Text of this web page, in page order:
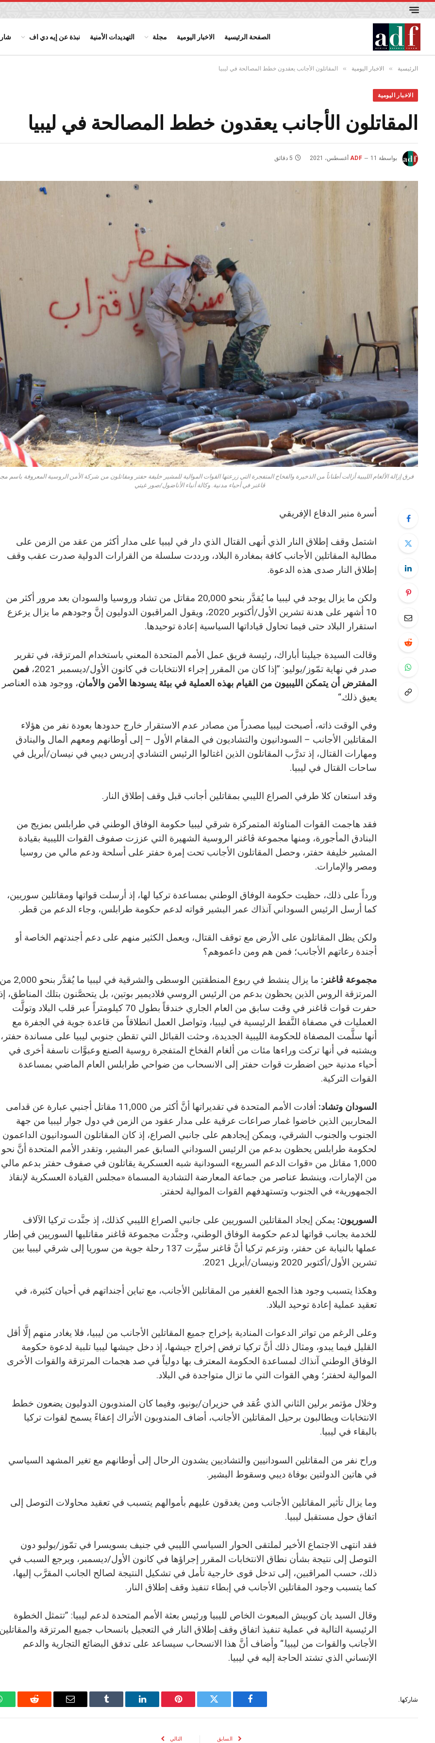
الصفحة الرئيسية الاخبار اليومية مجلة التهديدات الأمنية نبذة عن إيه دي اف
الرئيسية » الاخبار اليومية » المقاتلون الأجانب يعقدون خطط المصالحة في ليبيا
الاخبار اليومية
المقاتلون الأجانب يعقدون خطط المصالحة في ليبيا
بواسطة ADF 11 أغسطس، 2021 5 دقائق
فرق إزالة الألغام الليبية أزالت أطناناً من الذخيرة والفخاخ المتفجرة التي زرعتها القوات الموالية للمشير خليفة حفتر ومقاتلون من شركة الأمن الروسية المعروفة باسم
ڤاغنر في أحياء مدنية. وكالة أنباء الأناضول/صور غيتي
أسرة منبر الدفاع الإفريقي
اشتمل وقف إطلاق النار الذي أنهى القتال الذي دار في ليبيا على مدار أكثر من عقد من الزمن على
مطالبة المقاتلين الأجانب كافة بمغادرة البلاد، ورددت سلسلة من القرارات الدولية صدرت عقب وقف
إطلاق النار صدى هذه الدعوة.
ولكن ما يزال يوجد في ليبيا ما يُقدَّر بنحو 20,000 مقاتل من تشاد وروسيا والسودان بعد مرور أكثر من
10 أشهر على هدنة تشرين الأول/أكتوبر 2020، ويقول المراقبون الدوليون إنَّ وجودهم ما يزال يزعزع
استقرار البلاد حتى فيما تحاول قياداتها السياسية إعادة توحيدها.
وقالت السيدة جيلينا أباراك، رئيسة فريق عمل الأمم المتحدة المعني باستخدام المرتزقة، في تقرير
صدر في نهاية تمّوز/يوليو: ”إذا كان من المقرر إجراء الانتخابات في كانون الأول/ديسمبر 2021،
فمن
المفترض أن يتمكن الليبيون من القيام بهذه العملية في بيئة يسودها الأمن والأمان، ووجود هذه العناصر
يعيق ذلك.“
وفي الوقت ذاته، أصبحت ليبيا مصدراً من مصادر عدم الاستقرار خارج حدودها بعودة نفر من هؤلاء
المقاتلين الأجانب – السودانيون والتشاديون في المقام الأول – إلى أوطانهم ومعهم المال والبنادق
ومهارات القتال، إذ تدرَّب المقاتلون الذين اغتالوا الرئيس التشادي إدريس ديبي في نيسان/أبريل في
ساحات القتال في ليبيا.
وقد استعان كلا طرفي الصراع الليبي بمقاتلين أجانب قبل وقف إطلاق النار.
فقد هاجمت القوات المناوئة المتمركزة شرقي ليبيا حكومة الوفاق الوطني في طرابلس بمزيج من
البنادق المأجورة، ومنها مجموعة ڤاغنر الروسية الشهيرة التي عززت صفوف القوات الليبية بقيادة
المشير خليفة حفتر، وحصل المقاتلون الأجانب تحت إمرة حفتر على أسلحة ودعم مالي من روسيا
ومصر والإمارات.
ورداً على ذلك، حظيت حكومة الوفاق الوطني بمساعدة تركيا لها، إذ أرسلت قواتها ومقاتلين سوريين،
كما أرسل الرئيس السوداني آنذاك عمر البشير قواته لدعم حكومة طرابلس، وجاء الدعم من قطر.
ولكن يظل المقاتلون على الأرض مع توقف القتال، ويعمل الكثير منهم على دعم أجندتهم الخاصة أو
أجندة رعاتهم الأجانب؛ فمن هم ومن داعموهم؟
مجموعة ڤاغنر:
ما يزال ينشط في ربوع المنطقتين الوسطى والشرقية في ليبيا ما يُقدَّر بنحو 2,000 من
المرتزقة الروس الذين يحظون بدعم من الرئيس الروسي فلاديمير بوتين، بل يتحصَّنون بتلك المناطق،
حفرت قوات ڤاغنر في وقت سابق من العام الجاري خندقاً بطول 70 كيلومتراً عبر قلب البلاد وتولَّت
العمليات في مصفاة النَّفط الرئيسية في ليبيا، وتواصل العمل انطلاقاً من قاعدة جوية في الجفرة مع
أنها سلَّمت المصفاة للحكومة الليبية الجديدة، وحثت القبائل التي تقطن جنوبي ليبيا على مساندة حفتر،
ويشتبه في أنها تركت وراءها مئات من ألغام الفخاخ المتفجرة روسية الصنع وعبوَّات ناسفة أخرى في
أحياء مدنية حين اضطرت قوات حفتر إلى الانسحاب من ضواحي طرابلس العام الماضي بمساعدة
القوات التركية.
السودان وتشاد:
أفادت الأمم المتحدة في تقديراتها أنَّ أكثر من 11,000 مقاتل أجنبي عبارة عن قدامى
المحاربين الذين خاضوا غمار صراعات عرقية على مدار عقود من الزمن في دول جوار ليبيا من جهة
الجنوب والجنوب الشرقي، ويمكن إيجادهم على جانبي الصراع، إذ كان المقاتلون السودانيون الداعمون
لحكومة طرابلس يحظون بدعم من الرئيس السوداني السابق عمر البشير، وتقدر الأمم المتحدة أنَّ نحو
1,000 مقاتل من «قوات الدعم السريع» السودانية شبه العسكرية يقاتلون في صفوف حفتر بدعم مالي
من الإمارات، وينشط عناصر من جماعة المعارضة التشادية المسماة «مجلس القيادة العسكرية لإنقاذ
الجمهورية» في الجنوب وتستهدفهم القوات الموالية لحفتر.
السوريون: يمكن إيجاد المقاتلين السوريين على جانبي الصراع الليبي كذلك، إذ جنَّدت تركيا الآلاف
للخدمة بجانب قواتها لدعم حكومة الوفاق الوطني، وجنَّدت مجموعة ڤاغنر مقاتليها السوريين في إطار
عملها بالنيابة عن حفتر، وتزعم تركيا أنَّ ڤاغنر سيَّرت 137 رحلة جوية من سوريا إلى شرقي ليبيا بين
تشرين الأول/أكتوبر 2020 ونيسان/أبريل 2021.
وهكذا يتسبب وجود هذا الجمع الغفير من المقاتلين الأجانب، مع تباين أجنداتهم في أحيان كثيرة، في
تعقيد عملية إعادة توحيد البلاد.
وعلى الرغم من تواتر الدعوات المنادية بإخراج جميع المقاتلين الأجانب من ليبيا، فلا يغادر منهم إلَّا أقل
القليل فيما يبدو، ومثال ذلك أنَّ تركيا ترفض إخراج جيشها، إذ دخل جيشها ليبيا تلبية لدعوة حكومة
الوفاق الوطني آنذاك لمساعدة الحكومة المعترف بها دولياً في صد هجمات المرتزقة والقوات الأخرى
الموالية لحفتر؛ وهي القوات التي ما تزال متواجدة في البلاد.
وخلال مؤتمر برلين الثاني الذي عُقد في حزيران/يونيو، وفيما كان المندوبون الدوليون يضعون خطط
الانتخابات ويطالبون برحيل المقاتلين الأجانب، أضاف المندوبون الأتراك إعفاءً يسمح لقوات تركيا
بالبقاء في ليبيا.
وراح نفر من المقاتلين السودانيين والتشاديين يشدون الرحال إلى أوطانهم مع تغير المشهد السياسي
في هاتين الدولتين بوفاة ديبي وسقوط البشير.
وما يزال تأثير المقاتلين الأجانب ومن يغدقون عليهم بأموالهم يتسبب في تعقيد محاولات التوصل إلى
اتفاق حول مستقبل ليبيا.
فقد انتهى الاجتماع الأخير لملتقى الحوار السياسي الليبي في جنيف بسويسرا في تمّوز/يوليو دون
التوصل إلى نتيجة بشأن نطاق الانتخابات المقرر إجراؤها في كانون الأول/ديسمبر، ويرجع السبب في
ذلك، حسب المراقبين، إلى تدخل قوى خارجية تأمل في تشكيل النتيجة لصالح الجانب المقرَّب إليها،
كما يتسبب وجود المقاتلين الأجانب في إبطاء تنفيذ وقف إطلاق النار.
وقال السيد يان كوبيش المبعوث الخاص لليبيا ورئيس بعثة الأمم المتحدة لدعم ليبيا: ”تتمثل الخطوة
الرئيسية التالية في عملية تنفيذ اتفاق وقف إطلاق النار في التعجيل بانسحاب جميع المرتزقة
الأجانب والقوات من ليبيا.“ وأضاف أنَّ هذا الانسحاب سيساعد على تدفق البضائع التجارية والدعم
الإنساني الذي تشتد الحاجة إليه في ليبيا.
شاركها.
فيسبوك تويتر بينتيريستلينكدإن Tumblr
البريد
رديت
السابق التالي